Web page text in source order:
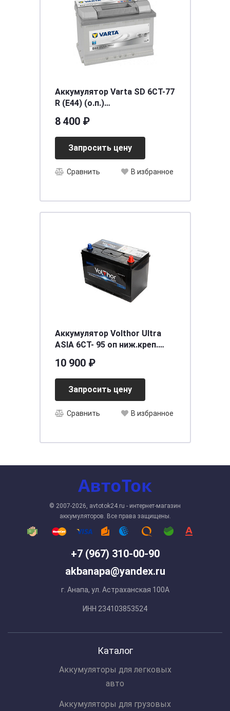
Аккумулятор Varta SD 6CT-77
R (E44) (о.п.)
8 400 ₽
Запросить цену
Сравнить В избранное
Аккумулятор Volthor Ultra
ASIA 6СТ- 95 оп ниж.креп.
[д300ш165в205(225)/850]
[D31]
10 900 ₽
Запросить цену
Сравнить В избранное
+7 (967) 310-00-90
akbanapa@yandex.ru
г. Анапа, ул. Астраханская 100А
ИНН 234103853524
© 2007-2026, avtotok24.ru - интернет-магазин
аккумуляторов. Все права защищены.
Каталог
Аккумуляторы для легковых
авто
Аккумуляторы для грузовых